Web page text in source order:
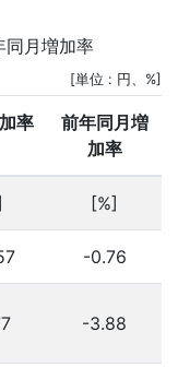
同月増加率
[単位 : 円、%]
率
前年同月増
加率
[%]
-0.76
-3.88